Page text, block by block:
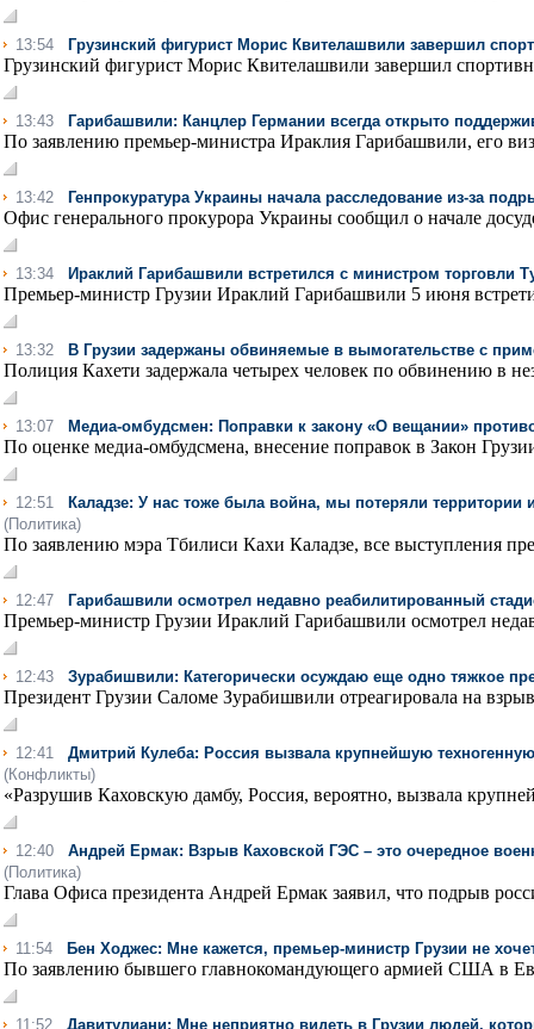
13:54 Грузинский фигурист Морис Квителашвили завершил
Грузинский фигурист Морис Квителашвили завершил
13:43 Гарибашвили: Канцлер Германии всегда открыто
По заявлению премьер-министра Ираклия Гарибашвили, его
13:42 Генпрокуратура Украины начала расследование из-за
Офис генерального прокурора Украины сообщил о начале
13:34 Ираклий Гарибашвили встретился с министром торговли
Премьер-министр Грузии Ираклий Гарибашвили 5 июня
13:32 В Грузии задержаны обвиняемые в вымогательстве с
Полиция Кахети задержала четырех человек по обвинению в
13:07 Медиа-омбудсмен: Поправки к закону «О вещании»
По оценке медиа-омбудсмена, внесение поправок в Закон
12:51
Каладзе: У нас тоже была война, мы потеряли
(Политика)
По заявлению мэра Тбилиси Кахи Каладзе, все выступления
12:47 Гарибашвили осмотрел недавно реабилитированный
Премьер-министр Грузии Ираклий Гарибашвили осмотрел
12:43 Зурабишвили: Категорически осуждаю еще одно тяжкое
Президент Грузии Саломе Зурабишвили отреагировала на
12:41 Дмитрий Кулеба: Россия вызвала крупнейшую
(Конфликты)
«Разрушив Каховскую дамбу, Россия, вероятно, вызвала
12:40 Андрей Ермак: Взрыв Каховской ГЭС – это очередное
(Политика)
Глава Офиса президента Андрей Ермак заявил, что подрыв
11:54 Бен Ходжес: Мне кажется, премьер-министр Грузии не
По заявлению бывшего главнокомандующего армией США в
11:52 Давитулиани: Мне неприятно видеть в Грузии людей,